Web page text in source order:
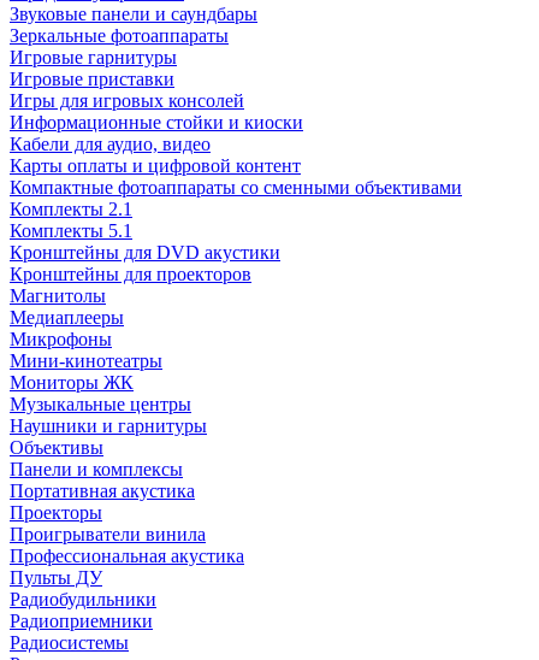
Звуковые панели и саундбары
Зеркальные фотоаппараты
Игровые гарнитуры
Игровые приставки
Игры для игровых консолей
Информационные стойки и киоски
Кабели для аудио, видео
Карты оплаты и цифровой контент
Компактные фотоаппараты со сменными объективами
Комплекты 2.1
Комплекты 5.1
Кронштейны для DVD акустики
Кронштейны для проекторов
Магнитолы
Медиаплееры
Микрофоны
Мини-кинотеатры
Мониторы ЖК
Музыкальные центры
Наушники и гарнитуры
Объективы
Панели и комплексы
Портативная акустика
Проекторы
Проигрыватели винила
Профессиональная акустика
Пульты ДУ
Радиобудильники
Радиоприемники
Радиосистемы